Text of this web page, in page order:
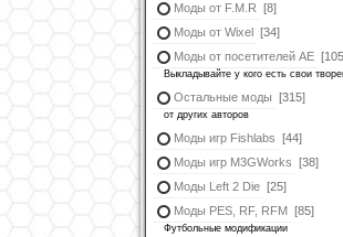
Моды от F.M.R [8]
Моды от Wixel [34]
Моды от посетителей АЕ
Выкладывайте у кого есть свои
Остальные моды [315]
от других авторов
Моды игр Fishlabs [44]
Моды игр M3GWorks [38]
Моды Left 2 Die [25]
Моды PES, RF, RFM [85]
Футбольные модификации